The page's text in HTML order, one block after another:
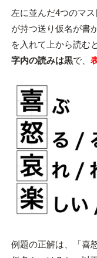
左に並んだ4つのマ
が持つ送り仮名が書
を入れて上から読む
字内の読みは黒で、
例題の正解は、「喜